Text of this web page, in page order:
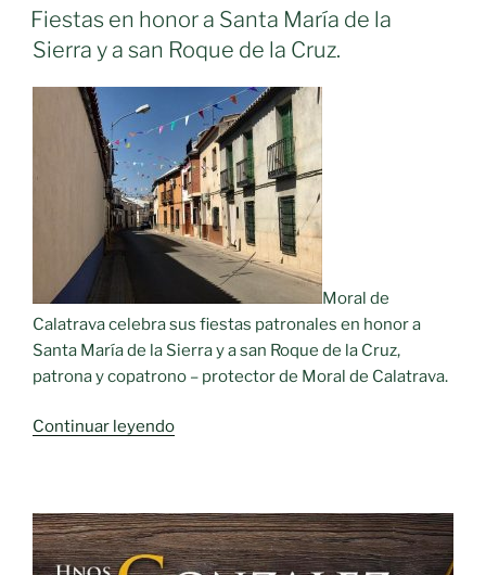
EL
Fiestas en honor a Santa María de la
Sierra y a san Roque de la Cruz.
Moral de
Calatrava celebra sus fiestas patronales en honor a
Santa María de la Sierra y a san Roque de la Cruz,
patrona y copatrono – protector de Moral de Calatrava.
Continuar leyendo«Fiestas
Santa
María